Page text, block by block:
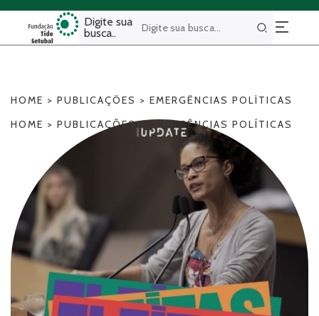
Digite sua
busca..
Buscar
HOME > PUBLICAÇÕES > EMERGÊNCIAS POLÍTICAS
HOME > PUBLICAÇÕES>EMERGÊNCIAS POLÍTICAS